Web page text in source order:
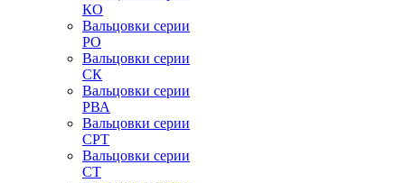
КО
Вальцовки серии
РО
Вальцовки серии
СК
Вальцовки серии
РВА
Вальцовки серии
СРТ
Вальцовки серии
СТ